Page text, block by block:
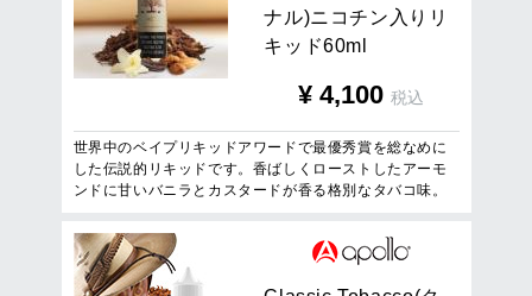
ナ ル)ニ コチ ン 入 り リ
キ ッ ド60m
¥ 4,100 税込
世界中のベイプリキッドアワードで最優秀賞を総なめに
した伝説的リキッドです。香ばしくローストしたアーモ
ンドに甘いバニラとカスタードが香る格別なタバコ味。